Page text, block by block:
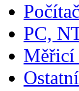
PC,
Měřicí